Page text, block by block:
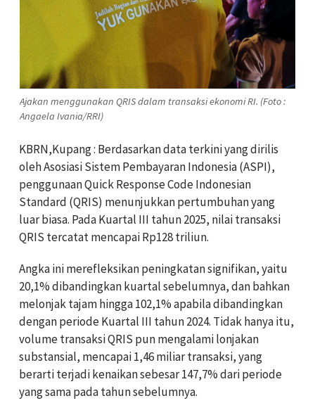
Ajakan menggunakan QRIS dalam transaksi ekonomi RI. (Foto :
Angaela Ivania/RRI)
KBRN,Kupang : Berdasarkan data terkini yang dirilis
oleh Asosiasi Sistem Pembayaran Indonesia (ASPI),
penggunaan Quick Response Code Indonesian
Standard (QRIS) menunjukkan pertumbuhan yang
luar biasa. Pada Kuartal III tahun 2025, nilai transaksi
QRIS tercatat mencapai Rp128 triliun.
Angka ini merefleksikan peningkatan signifikan, yaitu
20,1% dibandingkan kuartal sebelumnya, dan bahkan
melonjak tajam hingga 102,1% apabila dibandingkan
dengan periode Kuartal III tahun 2024. Tidak hanya itu,
volume transaksi QRIS pun mengalami lonjakan
substansial, mencapai 1,46 miliar transaksi, yang
berarti terjadi kenaikan sebesar 147,7% dari periode
yang sama pada tahun sebelumnya.